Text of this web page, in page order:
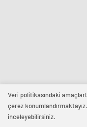
Veri politikasındaki
çerez
inceleyebilirsiniz.